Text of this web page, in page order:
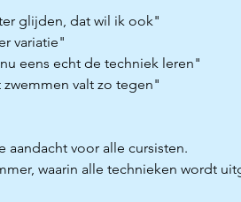
glijden, dat wil ik ook"
variatie"
eens echt de techniek leren"
valt zo tegen"
aandacht voor alle cursisten.
waarin alle technieken wordt